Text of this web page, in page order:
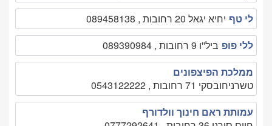
לי טף יחיא יגאל 20 רחובות , 089458138
ללי פופ ביל''ו 9 רחובות , 089390984
ממלכת הפיצפונים
טשרניחובסקי 71 רחובות , 0543122222
עמותת ראם חינוך וולדורף